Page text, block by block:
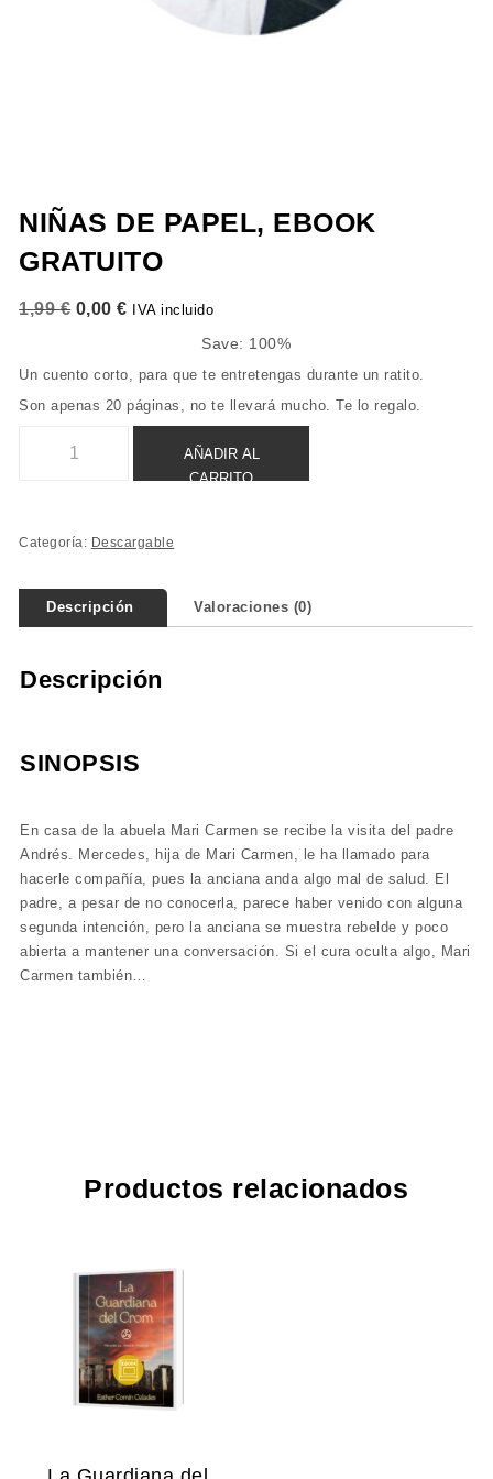
NIÑAS DE PAPEL, EBOOK
GRATUITO
1,99€ El precio original era: 1,99 €.
0,00€El precio actual es: 0,00 €.
IVA incluido
Save: 100%
Un cuento corto, para que te entretengas durante un ratito.
Son apenas 20 páginas, no te llevará mucho. Te lo regalo.
AÑADIR AL
CARRITO
Categoría: Descargable
Descripción Valoraciones (0)
Descripción
SINOPSIS
En casa de la abuela Mari Carmen se recibe la visita del padre
Andrés. Mercedes, hija de Mari Carmen, le ha llamado para
hacerle compañía, pues la anciana anda algo mal de salud. El
padre, a pesar de no conocerla, parece haber venido con alguna
segunda intención, pero la anciana se muestra rebelde y poco
abierta a mantener una conversación. Si el cura oculta algo, Mari
Carmen también…
Productos relacionados